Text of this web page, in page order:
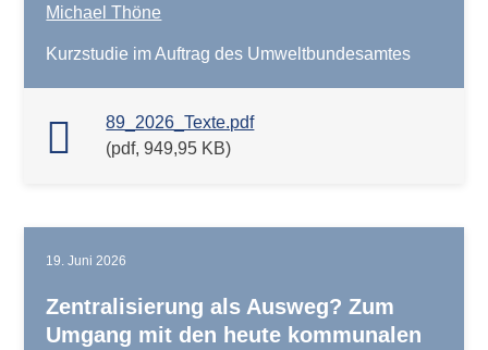
Michael Thöne
Kurzstudie im Auftrag des Umweltbundesamtes
89_2026_Texte.pdf
(pdf, 949,95 KB)
19. Juni 2026
Zentralisierung als Ausweg? Zum
Umgang mit den heute kommunalen